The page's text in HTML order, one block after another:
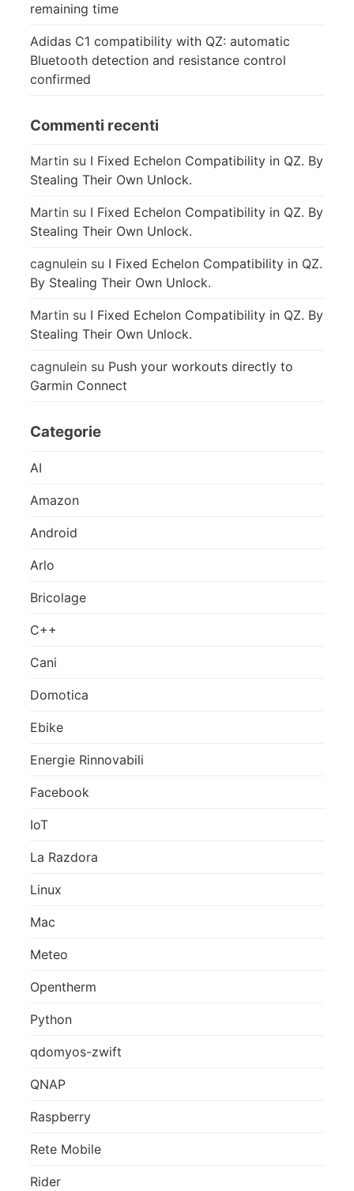
remaining time
Adidas C1 compatibility with QZ: automatic
Bluetooth detection and resistance control
confirmed
Commenti recenti
Martin su I Fixed Echelon Compatibility in QZ. By
Stealing Their Own Unlock.
Martin su I Fixed Echelon Compatibility in QZ. By
Stealing Their Own Unlock.
cagnulein su I Fixed Echelon Compatibility in QZ.
By Stealing Their Own Unlock.
Martin su I Fixed Echelon Compatibility in QZ. By
Stealing Their Own Unlock.
cagnulein su Push your workouts directly to
Garmin Connect
Categorie
AI
Amazon
Android
Arlo
Bricolage
C++
Cani
Domotica
Ebike
Energie Rinnovabili
Facebook
IoT
La Razdora
Linux
Mac
Meteo
Opentherm
Python
qdomyos-zwift
QNAP
Raspberry
Rete Mobile
Rider